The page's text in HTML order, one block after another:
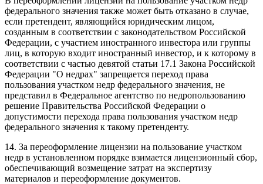
федерального значения также может быть отказано в случае,
если претендент, являющийся юридическим лицом,
созданным в соответствии с законодательством Российской
Федерации, с участием иностранного инвестора или группы
лиц, в которую входит иностранный инвестор, и к которому в
соответствии с частью девятой статьи 17.1 Закона Российской
Федерации "О недрах" запрещается переход права
пользования участком недр федерального значения, не
представил в Федеральное агентство по недропользованию
решение Правительства Российской Федерации о
допустимости перехода права пользования участком недр
федерального значения к такому претенденту.
14. За переоформление лицензии на пользование участком
недр в установленном порядке взимается лицензионный сбор,
обеспечивающий возмещение затрат на экспертизу
материалов и переоформление документов.